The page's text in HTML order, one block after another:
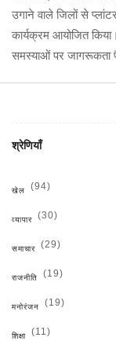
उगाने वाले जिलों से
कार्यक्रम आयोजित
समस्याओं पर जागरूकता
श्रेणियाँ
खेल (94)
व्यापार (30)
समाचार (29)
राजनीति (19)
मनोरंजन (19)
शिक्षा (11)